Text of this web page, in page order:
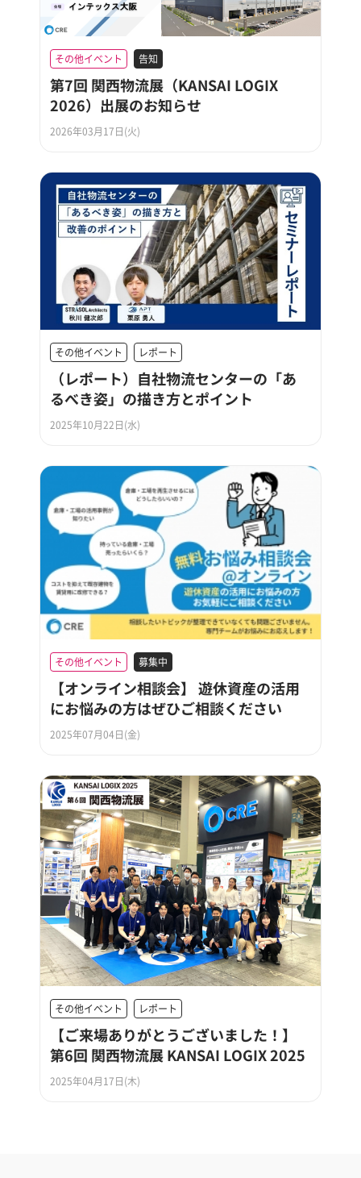
その他イベント 告知
第7回 関西物流展（KANSAI LOGIX
2026）出展のお知らせ
2026年03月17日(火)
その他イベント レポート
（レポート）自社物流センターの「あ
るべき姿」の描き方とポイント
2025年10月22日(水)
その他イベント 募集中
【オンライン相談会】 遊休資産の活用
にお悩みの方はぜひご相談ください
2025年07月04日(金)
その他イベント レポート
【ご来場ありがとうございました！】
第6回 関西物流展 KANSAI LOGIX 2025
2025年04月17日(木)